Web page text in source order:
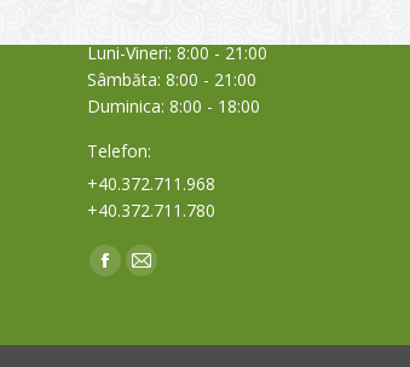
Luni-Vineri: 8:00 - 21:00
Sâmbăta: 8:00 - 21:00
Duminica: 8:00 - 18:00
Telefon:
+40.372.711.968
+40.372.711.780
Find us on:
Facebook
Mail